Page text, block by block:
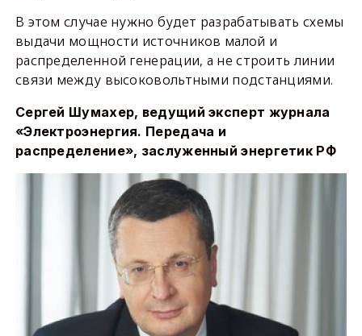
В этом случае нужно будет разрабатывать схемы
выдачи мощности источников малой и
распределенной генерации, а не строить линии
связи между высоковольтными подстанциями.
Сергей Шумахер, ведущий эксперт журнала
«Электроэнергия. Передача и
распределение», заслуженный энергетик РФ